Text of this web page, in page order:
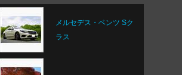
メルセデス・ベンツ Sク
ラス